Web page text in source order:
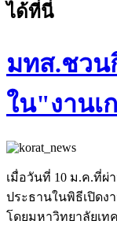
ได้ที่นี่
มทส.ชวน
ใน"งานเ
เมื่อวันที่ 10 ม.ค.ที่ผ่
ประธานในพิธีเปิดง
โดยมหาวิทยาลัยเท